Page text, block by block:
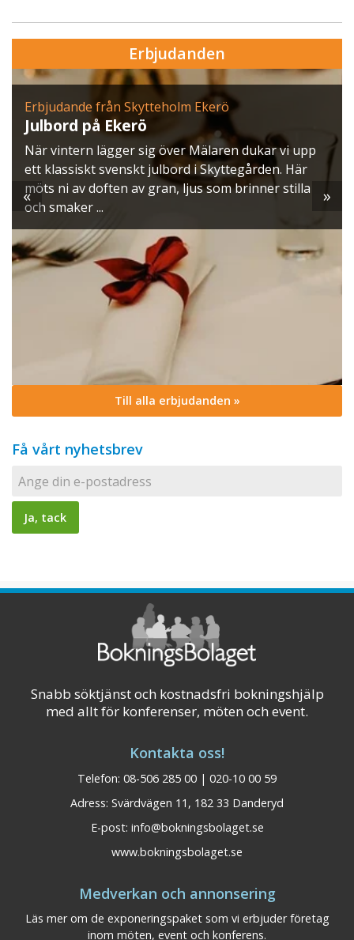
Erbjudanden
Erbjudande från Skytteholm Ekerö
Julbord på Ekerö
När vintern lägger sig över Mälaren dukar vi upp
ett klassiskt svenskt julbord i Skyttegården. Här
möts ni av doften av gran, ljus som brinner stilla
och smaker ...
« »
Till alla erbjudanden »
Få vårt nyhetsbrev
Snabb söktjänst och kostnadsfri bokningshjälp
med allt för konferenser, möten och event.
Kontakta oss!
Telefon: 08-506 285 00 | 020-10 00 59
Adress: Svärdvägen 11, 182 33 Danderyd
E-post: info@bokningsbolaget.se
www.bokningsbolaget.se
Medverkan och annonsering
Läs mer om de exponeringspaket som vi erbjuder företag
inom möten, event och konferens.